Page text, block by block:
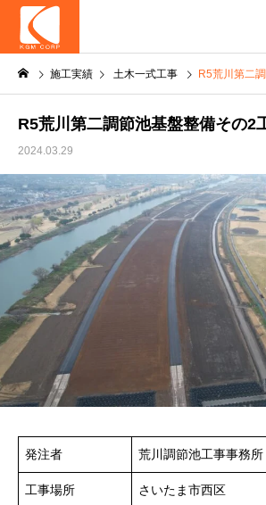
施工実績 土木一式工事 R5荒川第二
R5荒川第二調節池基盤整備その2
2024.03.29
発注者 荒川調節池工事事務所
工事場所 さいたま市西区